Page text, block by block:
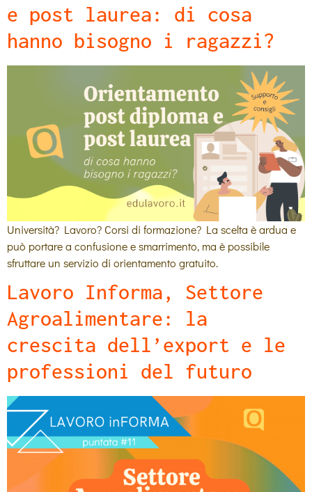
e post laurea: di cosa
hanno bisogno i ragazzi?
Università? Lavoro? Corsi di formazione? La scelta è ardua e
può portare a confusione e smarrimento, ma è possibile
sfruttare un servizio di orientamento gratuito.
Lavoro Informa, Settore
Agroalimentare: la
crescita dell’export e le
professioni del futuro